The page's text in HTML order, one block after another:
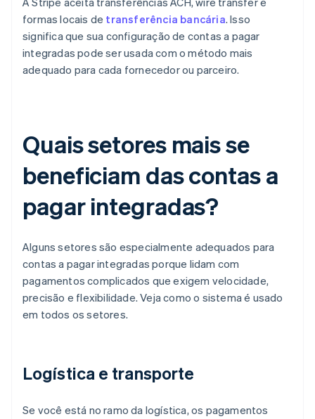
formas locais de transferência bancária. Isso
significa que sua configuração de contas a pagar
integradas pode ser usada com o método mais
adequado para cada fornecedor ou parceiro.
Quais setores mais se
beneficiam das contas a
pagar integradas?
Alguns setores são especialmente adequados para
contas a pagar integradas porque lidam com
pagamentos complicados que exigem velocidade,
precisão e flexibilidade. Veja como o sistema é usado
em todos os setores.
Logística e transporte
Se você está no ramo da logística, os pagamentos